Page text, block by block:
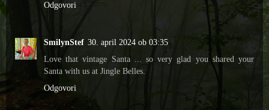
Odgovori
SmilynStef 30. april 2024 ob 03:35
Love that vintage Santa ... so very glad you shared your
Santa with us at Jingle Belles.
Odgovori